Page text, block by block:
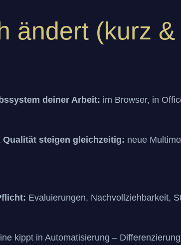
ändert (kurz &
deiner Arbeit: im Browser, in
steigen gleichzeitig: neue
Evaluierungen, Nachvollziehbarkeit,
kippt in Automatisierung –